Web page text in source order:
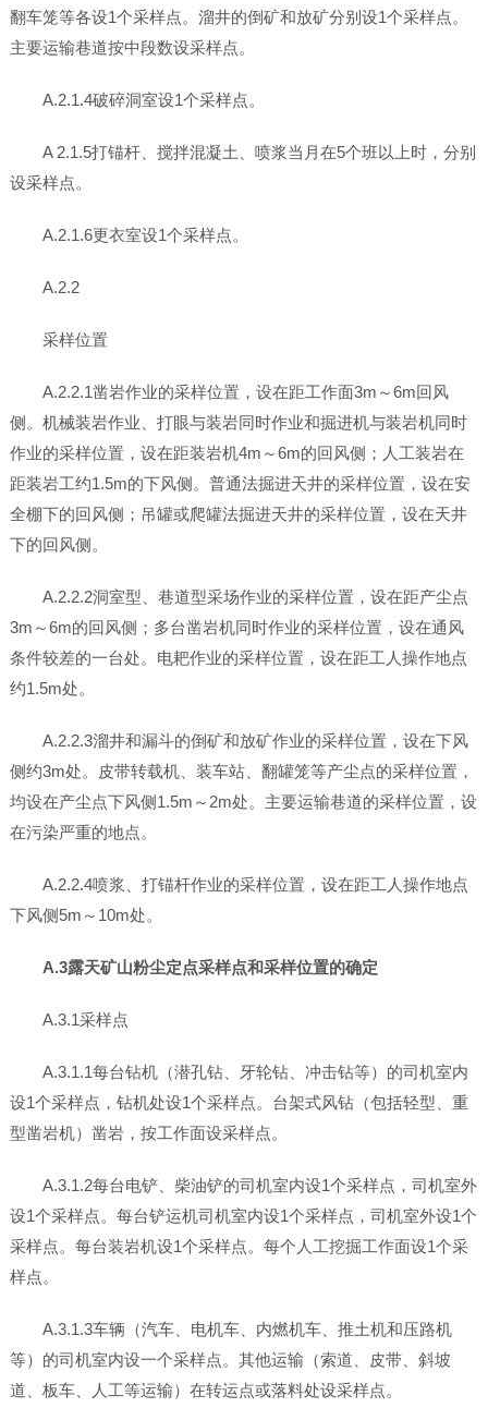
翻车笼等各设1个采样点。溜井的倒矿和放矿分别设1个采样点。
主要运输巷道按中段数设采样点。
A.2.1.4破碎洞室设1个采样点。
A 2.1.5打锚杆、搅拌混凝土、喷浆当月在5个班以上时，分别
设采样点。
A.2.1.6更衣室设1个采样点。
A.2.2
采样位置
A.2.2.1凿岩作业的采样位置，设在距工作面3m～6m回风
侧。机械装岩作业、打眼与装岩同时作业和掘进机与装岩机同时
作业的采样位置，设在距装岩机4m～6m的回风侧；人工装岩在
距装岩工约1.5m的下风侧。普通法掘进天井的采样位置，设在安
全棚下的回风侧；吊罐或爬罐法掘进天井的采样位置，设在天井
下的回风侧。
A.2.2.2洞室型、巷道型采场作业的采样位置，设在距产尘点
3m～6m的回风侧；多台凿岩机同时作业的采样位置，设在通风
条件较差的一台处。电耙作业的采样位置，设在距工人操作地点
约1.5m处。
A.2.2.3溜井和漏斗的倒矿和放矿作业的采样位置，设在下风
侧约3m处。皮带转载机、装车站、翻罐笼等产尘点的采样位置，
均设在产尘点下风侧1.5m～2m处。主要运输巷道的采样位置，设
在污染严重的地点。
A.2.2.4喷浆、打锚杆作业的采样位置，设在距工人操作地点
下风侧5m～10m处。
A.3露天矿山粉尘定点采样点和采样位置的确定
A.3.1采样点
A.3.1.1每台钻机（潜孔钻、牙轮钻、冲击钻等）的司机室内
设1个采样点，钻机处设1个采样点。台架式风钻（包括轻型、重
型凿岩机）凿岩，按工作面设采样点。
A.3.1.2每台电铲、柴油铲的司机室内设1个采样点，司机室外
设1个采样点。每台铲运机司机室内设1个采样点，司机室外设1个
采样点。每台装岩机设1个采样点。每个人工挖掘工作面设1个采
样点。
A.3.1.3车辆（汽车、电机车、内燃机车、推土机和压路机
等）的司机室内设一个采样点。其他运输（索道、皮带、斜坡
道、板车、人工等运输）在转运点或落料处设采样点。